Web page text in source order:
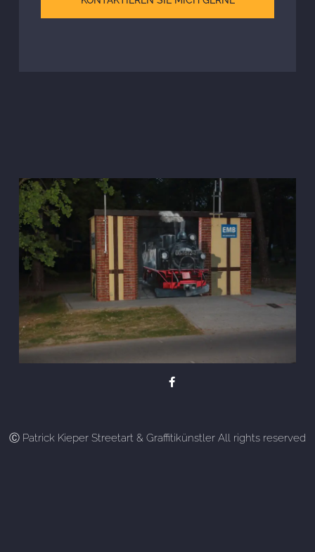
Ⓒ Patrick Kieper Streetart & Graffitikünstler All rights reserved